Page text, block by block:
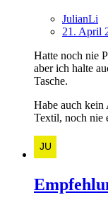
JulianLi
21. April
Hatte noch nie
aber ich halte
Tasche.
Habe auch kein
Textil, noch nie